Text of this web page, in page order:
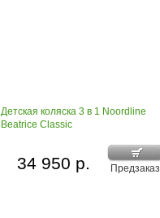
Детская коляска 3 в 1 Noordline
Beatrice Classic
Предзаказ
34 950 р.